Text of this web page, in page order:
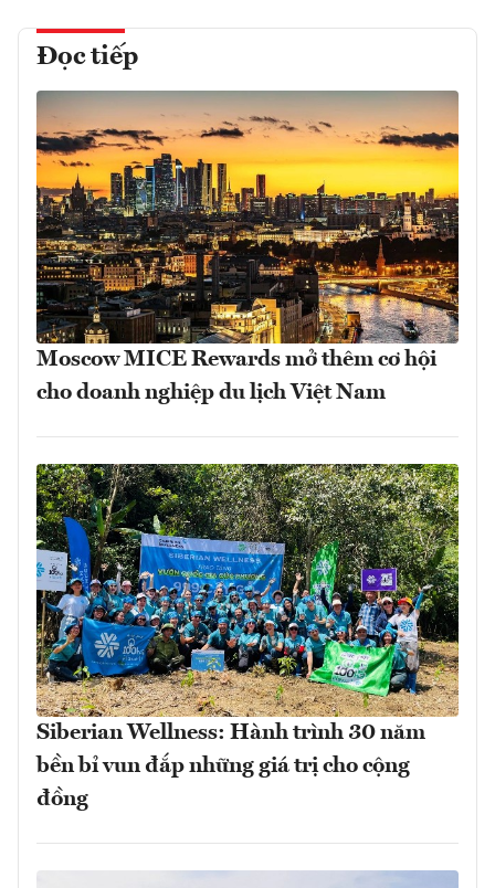
Đọc tiếp
Moscow MICE Rewards mở thêm cơ hội
cho doanh nghiệp du lịch Việt Nam
Siberian Wellness: Hành trình 30 năm
bền bỉ vun đắp những giá trị cho cộng
đồng